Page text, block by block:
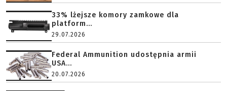
33% lżejsze komory zamkowe dla
platform...
29.07.2026
Federal Ammunition udostępnia armii
USA...
20.07.2026